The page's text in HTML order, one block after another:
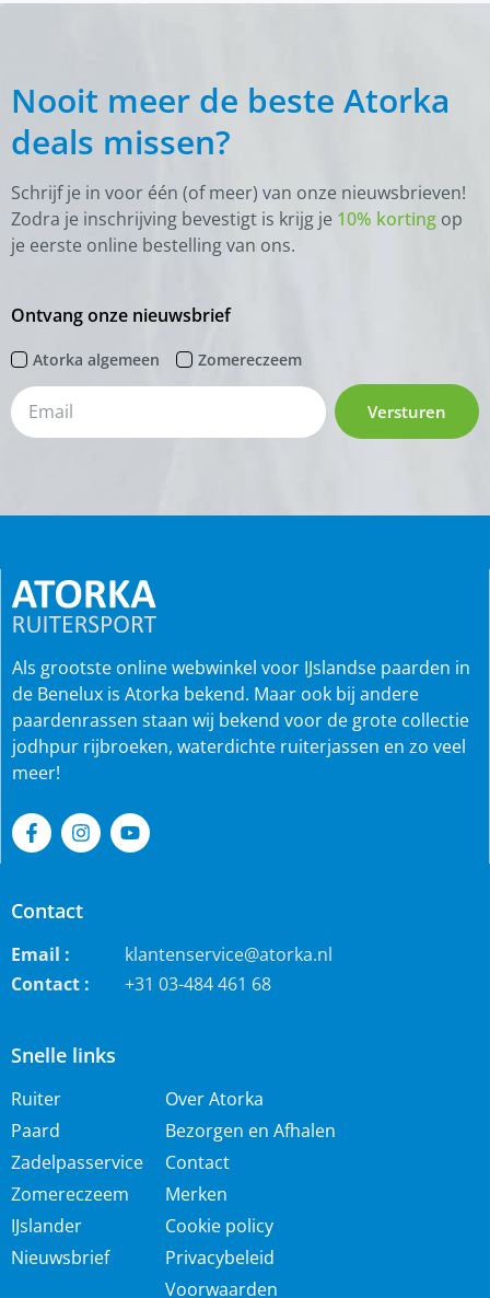
Nooit meer de beste Atorka
deals missen?
Schrijf je in voor één (of meer) van onze nieuwsbrieven!
Zodra je inschrijving bevestigt is krijg je 10% korting op
je eerste online bestelling van ons.
Ontvang onze nieuwsbrief
Atorka algemeen Zomereczeem
Versturen
Snelle links
Ruiter
Paard
Zadelpasservice
Zomereczeem
IJslander
Nieuwsbrief
Over Atorka
Bezorgen en Afhalen
Contact
Merken
Cookie policy
Privacybeleid
Voorwaarden
Als grootste online webwinkel voor IJslandse paarden in
de Benelux is Atorka bekend. Maar ook bij andere
paardenrassen staan wij bekend voor de grote collectie
jodhpur rijbroeken, waterdichte ruiterjassen en zo veel
meer!
Contact
Email :
klantenservice@atorka.nl
Contact :
+31 03-484 461 68